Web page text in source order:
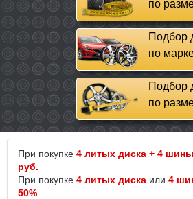
по
Подбор
по
Подбор
по
При покупке 4 литых диска + 4 шины
руб.
При покупке 4 литых диска или 4
50%